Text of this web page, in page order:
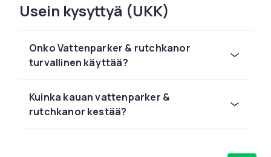
Playmobil ja Schleich kilpailukykyiseen hintaan.
kiinnostusten mukaan. CDONilta tilaat
turvallisesti nopealla toimituksella ja helpolla
palautuksella. Kaikki tuotteet ovat CE-
Tutustu koko leluvalikoimaan CDONissa.
Usein kysyttyä (UKK)
Onko Vattenparker & rutchkanor
turvallinen käyttää?
Kuinka kauan vattenparker &
rutchkanor kestää?